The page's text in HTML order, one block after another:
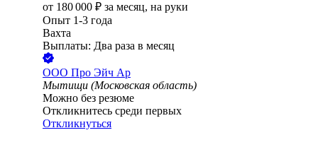
от 180 000 ₽ за месяц, на руки
Опыт 1-3 года
Вахта
Выплаты: Два раза в месяц
ООО Про Эйч Ар
Мытищи (Московская область)
Можно без резюме
Откликнитесь среди первых
Откликнуться